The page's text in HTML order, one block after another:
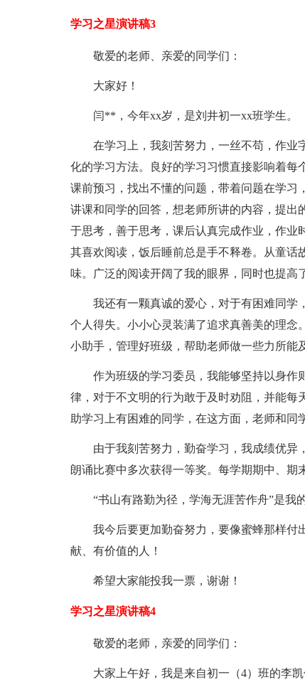
学习之星演讲稿3
敬爱的老师、亲爱的同学们：
大家好！
闫**，今年xx岁，是刘井初一xx班学生。
在学习上，我刻苦努力，一丝不苟，作业
化的学习方法。良好的学习习惯直接影响着每
课前预习，找出不懂的问题，带着问题在学习
讲课和同学的回答，想老师所讲的内容，提出
于思考，善于思考，课后认真完成作业，作
其喜欢阅读，饭后睡前总是手不释卷。从童
味。广泛的阅读开阔了我的眼界，同时也提高
我还有一颗真诚的爱心，对于有困难同学
个人得失。小小心灵装满了追求真善美的理念
小助手，管理好班级，帮助老师做一些力所能
作为班级的学习委员，我能够坚持以身作
律，对于不文明的行为敢于及时劝阻，并能
助学习上有困难的同学，在这方面，老师和同
由于我刻苦努力，勤奋学习，我成绩优异
朗诵比赛中多次获得一等奖。每学期期中、期
“书山有路勤为径，学海无涯苦作舟”是我
我今后要更加勤奋努力，要像蜜蜂那样付
献、有价值的人！
希望大家能投我一票，谢谢！
学习之星演讲稿4
敬爱的老师，亲爱的同学们：
大家上午好，我是来自初一（4）班的李